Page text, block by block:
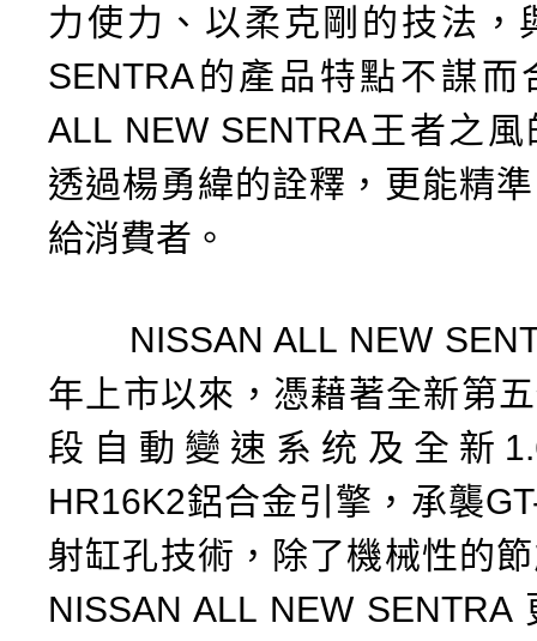
力使力、以柔克剛的技法，
SENTRA的產品特點不謀而
ALL NEW SENTRA王者之
透過楊勇緯的詮釋，更能精
給消費者。
NISSAN ALL NEW
年上市以來，憑藉著全新第
段自動變速系统及全新
HR16K2鋁合金引擎，承襲
射缸孔技術，除了機械性的
NISSAN ALL NEW SENTRA